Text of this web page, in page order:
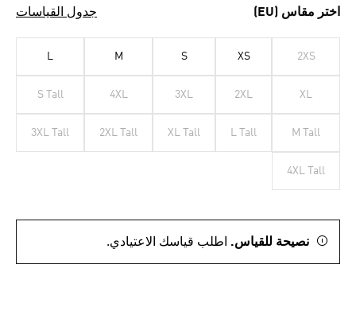
اختر مقاس (EU) جدول القياسات
2XS
XS
S
M
L
XL
2XL
3XL
4XL
S Tall
M Tall
L Tall
XL Tall
2XL Tall
3XL Tall
4XL Tall
نصيحة للقياس. اطلب قياسك الاعتيادي.